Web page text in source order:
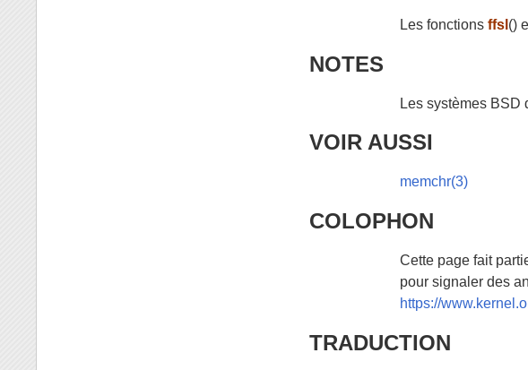
Les fonctionsffsl ()
NOTES
Les systèmes BSD
VOIR AUSSI
memchr(3)
COLOPHON
Cette page fait
pour signaler des
https://
TRADUCTION